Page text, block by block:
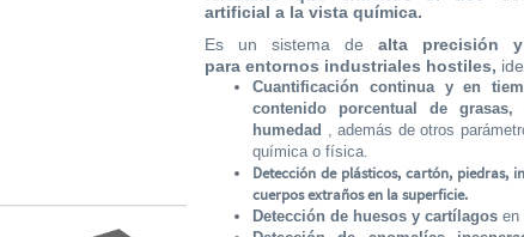
artificial a la vista química.
Es un sistema dealta precisión
para entornos industriales hostiles,
Cuantificación continua y en
contenido porcentual de grasas,
humedad , además de otros
química o física.
Detección de plásticos, cartón, piedras,
cuerpos extraños en la superficie.
Detección de huesos y cartílagosen